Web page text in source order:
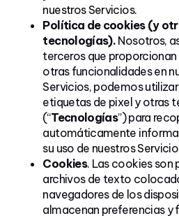
nuestros Servicios.
Política de cookies (y
tecnologías). Nosotros,
terceros que
otras funcionalidades en
Servicios, podemos
etiquetas de pixel y otras
(“Tecnologías”) para
automáticamente
su uso de nuestros
Cookies. Las cookies son
archivos de texto
navegadores de los
almacenan preferencias y